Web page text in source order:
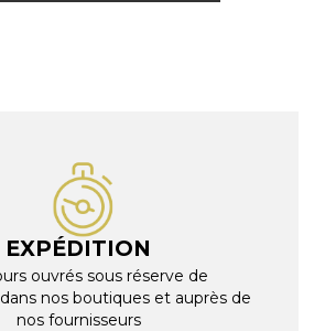
EXPÉDITION
ouvrés sous réserve de
nos boutiques et auprès de
nos fournisseurs